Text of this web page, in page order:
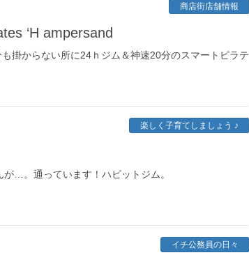
商店街店舗情報
‘H ampersand
掛からない所に24ｈジム＆神速20分のスマートピラテ
楽しく子育てしましょう ♪
…。通っています！ハビットジム。
イチ公務員の日々